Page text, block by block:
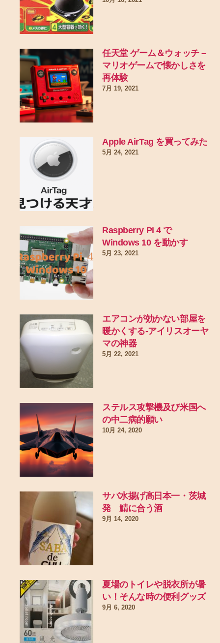
任天堂 ゲーム＆ウォッチ –
マリオゲームで懐かしさを
再体験
7月 19, 2021
Apple AirTag を買ってみた
5月 24, 2021
Raspberry Pi 4 で
Windows 10 を動かす
5月 23, 2021
エアコンが効かない部屋を
暖かくする-アイリスオーヤ
マの神器
5月 22, 2021
ステルス攻撃機及び米国へ
の中二病的願い
10月 24, 2020
サバ水揚げ高日本一・茨城
発 鯖に合う酒
9月 14, 2020
夏場のトイレや脱衣所が暑
い！そんな時の便利グッズ
9月 6, 2020